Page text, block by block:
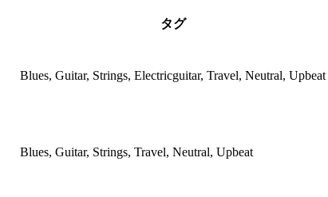
タグ
Blues, Guitar, Strings, Electricguitar, Travel, Neutral, Upbeat
Blues, Guitar, Strings, Travel, Neutral, Upbeat